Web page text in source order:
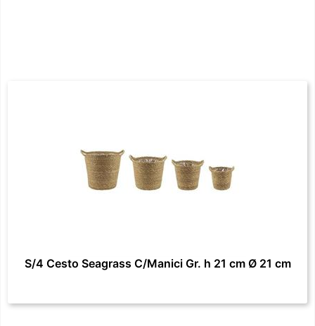
S/4 Cesto Seagrass C/Manici Gr. h 21 cm Ø 21 cm